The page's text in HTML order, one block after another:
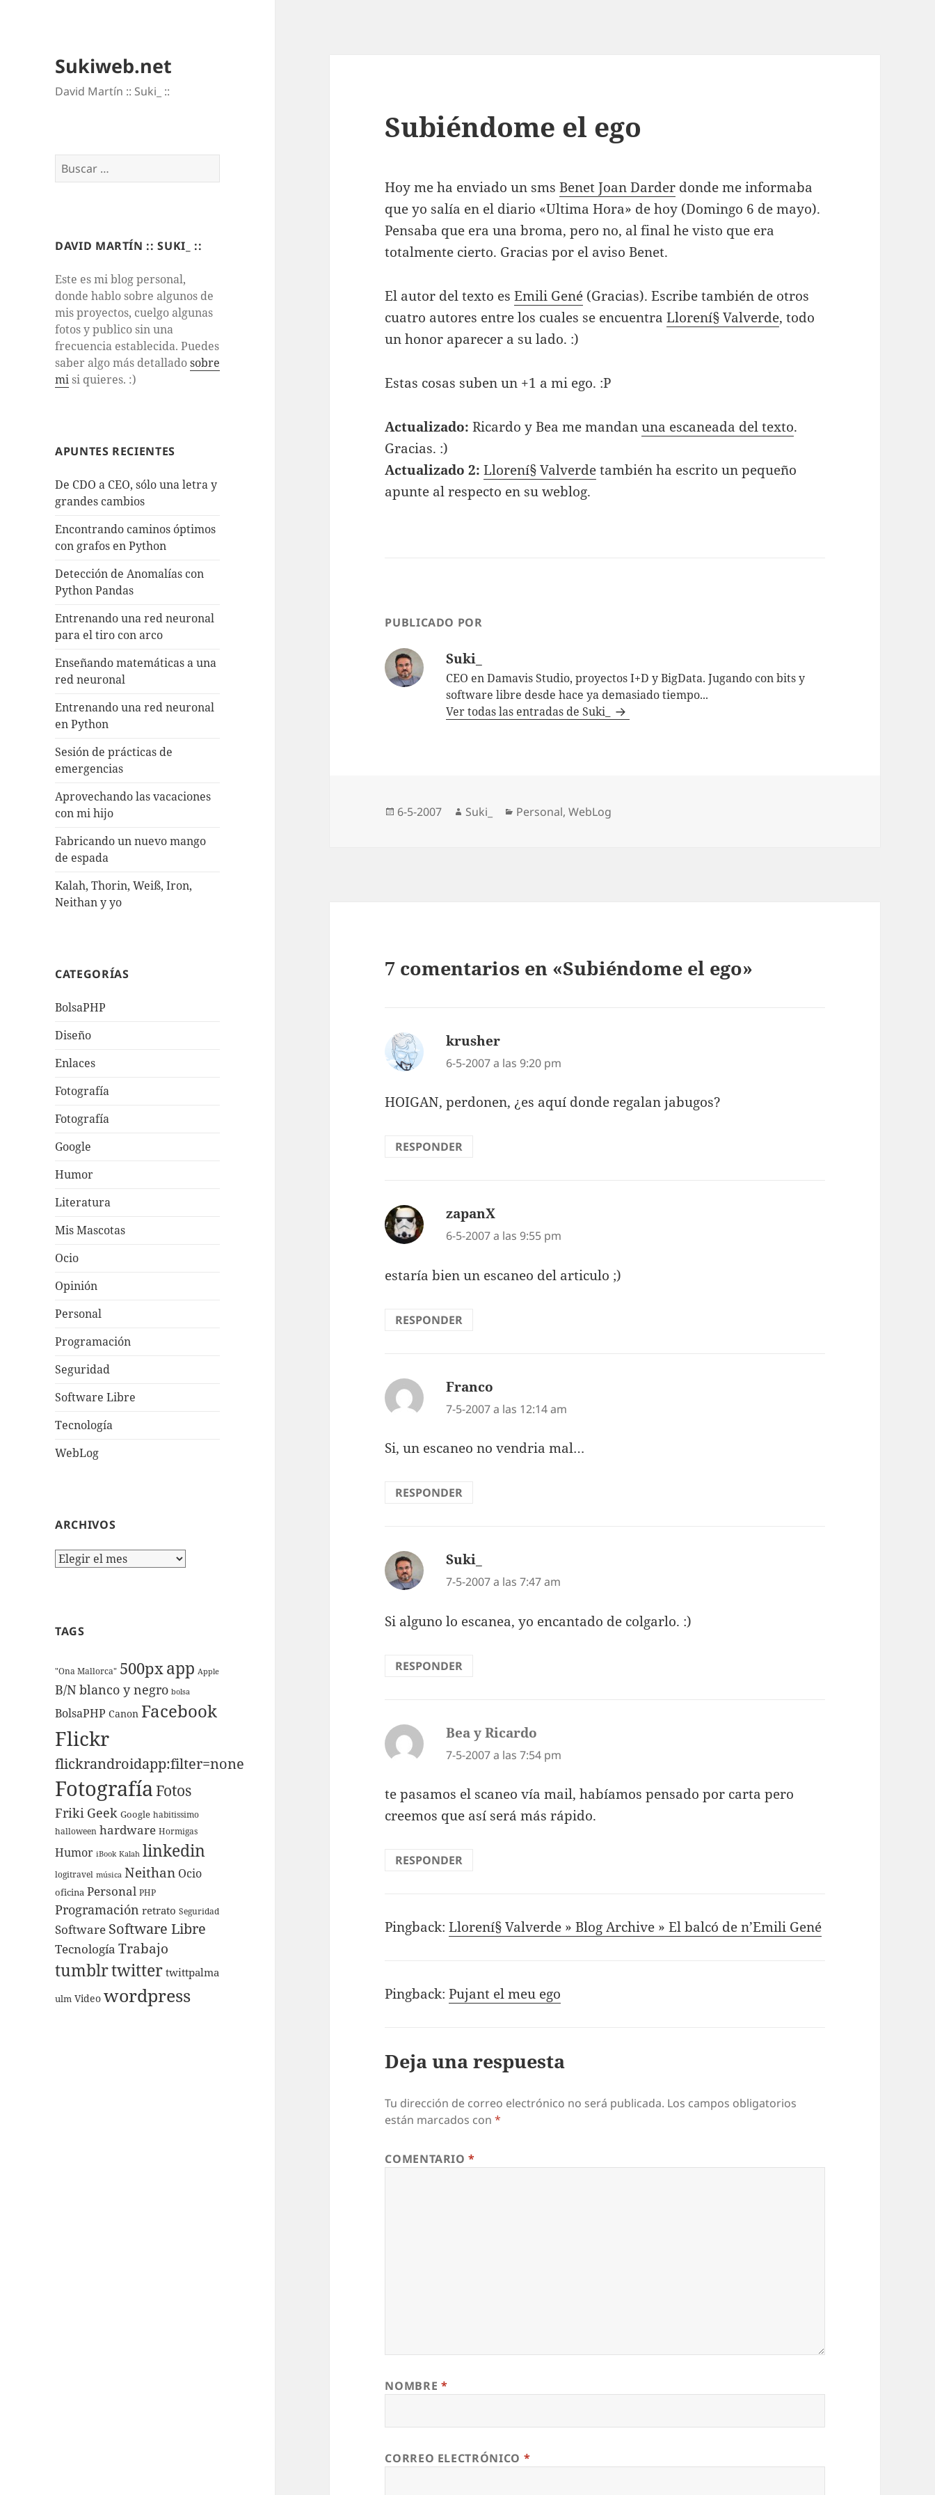
Sukiweb.net
David Martí­n :: Suki_ ::
Buscar:
DAVID MARTÍN :: SUKI_ ::
Este es mi blog personal,
donde hablo sobre algunos de
mis proyectos, cuelgo algunas
fotos y publico sin una
frecuencia establecida. Puedes
saber algo más detalladosobre
misi quieres. :)
APUNTES RECIENTES
De CDO a CEO, sólo una letra y
grandes cambios
Encontrando caminos óptimos
con grafos en Python
Detección de Anomalías con
Python Pandas
Entrenando una red neuronal
para el tiro con arco
Enseñando matemáticas a una
red neuronal
Entrenando una red neuronal
en Python
Sesión de prácticas de
emergencias
Aprovechando las vacaciones
con mi hijo
Fabricando un nuevo mango
de espada
Kalah, Thorin, Weiß, Iron,
Neithan y yo
CATEGORÍAS
BolsaPHP
Diseño
Enlaces
Fotografí­a
Fotografía
Google
Humor
Literatura
Mis Mascotas
Ocio
Opinión
Personal
Programación
Seguridad
Software Libre
Tecnologí­a
WebLog
ARCHIVOS
Archivos
TAGS
"Ona Mallorca" 500pxapp Apple
B/Nblanco y negro bolsa
BolsaPHP Canon Facebook
Flickr
flickrandroidapp:filter=none
Fotografí­aFotos
Friki Geek Google habitissimo
halloween hardware Hormigas
Humor iBook Kalah linkedin
logitravel música Neithan Ocio
oficina Personal PHP
Programación retrato Seguridad
Software Software Libre
Tecnologí­a Trabajo
tumblrtwitter twittpalma
ulm Video wordpress
Subiéndome el ego
Hoy me ha enviado un smsBenet Joan Darder donde me informaba
que yo salí­a en el diario «Ultima Hora» de hoy (Domingo 6 de mayo).
Pensaba que era una broma, pero no, al final he visto que era
totalmente cierto. Gracias por el aviso Benet.
El autor del texto esEmili Gené (Gracias). Escribe también de otros
cuatro autores entre los cuales se encuentraLlorení§ Valverde, todo
un honor aparecer a su lado. :)
Estas cosas suben un +1 a mi ego. :P
Actualizado: Ricardo y Bea me mandanuna escaneada del texto.
Gracias. :)
Actualizado 2: Llorení§ Valverdetambién ha escrito un pequeño
apunte al respecto en su weblog.
PUBLICADO POR
Suki_
CEO en Damavis Studio, proyectos I+D y BigData. Jugando con bits y
software libre desde hace ya demasiado tiempo...
Ver todas las entradas de Suki_
Publicado
6-5-2007 Autor
Suki_ Categorías
Personal,WebLog
7 comentarios en «Subiéndome el ego»
krusher
6-5-2007 a las 9:20 pm
HOIGAN, perdonen, ¿es aquí­ donde regalan jabugos?
RESPONDER
zapanX
6-5-2007 a las 9:55 pm
estarí­a bien un escaneo del articulo ;)
RESPONDER
Franco
7-5-2007 a las 12:14 am
Si, un escaneo no vendria mal…
RESPONDER
Suki_
7-5-2007 a las 7:47 am
Si alguno lo escanea, yo encantado de colgarlo. :)
RESPONDER
Bea y Ricardo
7-5-2007 a las 7:54 pm
te pasamos el scaneo ví­a mail, habí­amos pensado por carta pero
creemos que así­ será más rápido.
RESPONDER
Pingback:Llorení§ Valverde » Blog Archive » El balcó de n’Emili Gené
Pingback:Pujant el meu ego
Deja una respuesta
Tu dirección de correo electrónico no será publicada. Los campos obligatorios
están marcados con*
COMENTARIO*
NOMBRE *
CORREO ELECTRÓNICO *